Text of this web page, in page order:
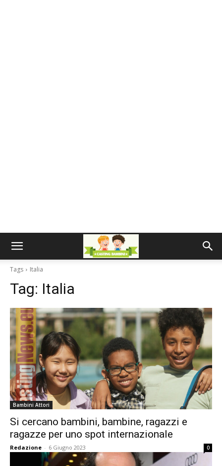
Tags Italia
Tag: Italia
Bambini Attori
Si cercano bambini, bambine, ragazzi e
ragazze per uno spot internazionale
Redazione - 6 Giugno 2023 0